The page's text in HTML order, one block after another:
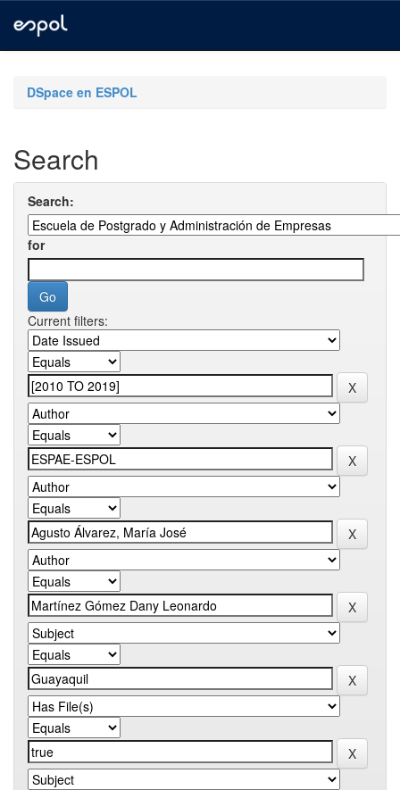
navigationDSpace en ESPOL
Search
Search:
for
Current filters: